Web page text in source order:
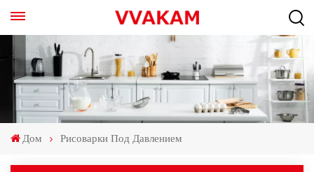
Дом Рисоварки Под Давлением